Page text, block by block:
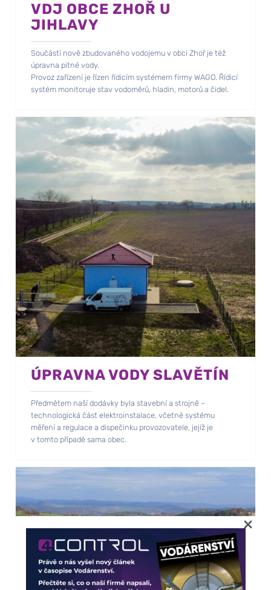
VDJ OBCE ZHOŘ U
JIHLAVY
Součástí nově zbudovaného vodojemu v obci Zhoř je též
úpravna pitné vody.
Provoz zařízení je řízen řídicím systémem firmy WAGO. Řídicí
systém monitoruje stav vodoměrů, hladin, motorů a čidel.
ÚPRAVNA VODY SLAVĚTÍN
Předmětem naší dodávky byla stavební a strojně –
technologická část elektroinstalace, včetně systému
měření a regulace a dispečinku provozovatele, jejíž je
v tomto případě sama obec.
×